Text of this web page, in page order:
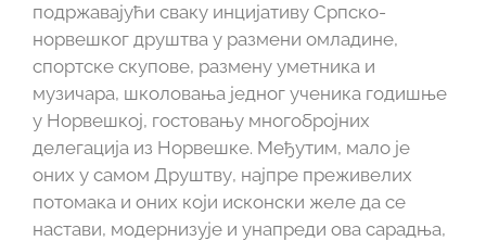
подржавајући сваку инцијативу Српско-
норвешког друштва у размени омладине,
спортске скупове, размену уметника и
музичара, школовања једног ученика годишње
у Норвешкој, гостовању многобројних
делегација из Норвешке. Међутим, мало је
оних у самом Друштву, најпре преживелих
потомака и оних који исконски желе да се
настави, модернизује и унапреди ова сарадња,